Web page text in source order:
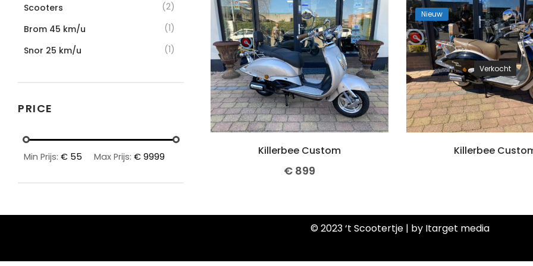
Scooters
(2)
Brom 45 km/u
(1)
Snor 25 km/u
(1)
PRICE
Min Prijs: € 55 Max Prijs: € 9999 Killerbee Custom
€ 899
Nieuw
Verkocht
Killerbee
© 2023 ‘t Scootertje | by Itarget media